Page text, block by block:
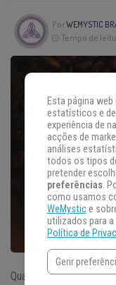
PorWEMYSTIC
Tempo de
Quando a gente fala
Esta página
estatísticos e de
experiência de
acções de
análises
todos os tipos
pretender
preferências.
como usamos
WeMystice
utilizados para
Política de
Gerir